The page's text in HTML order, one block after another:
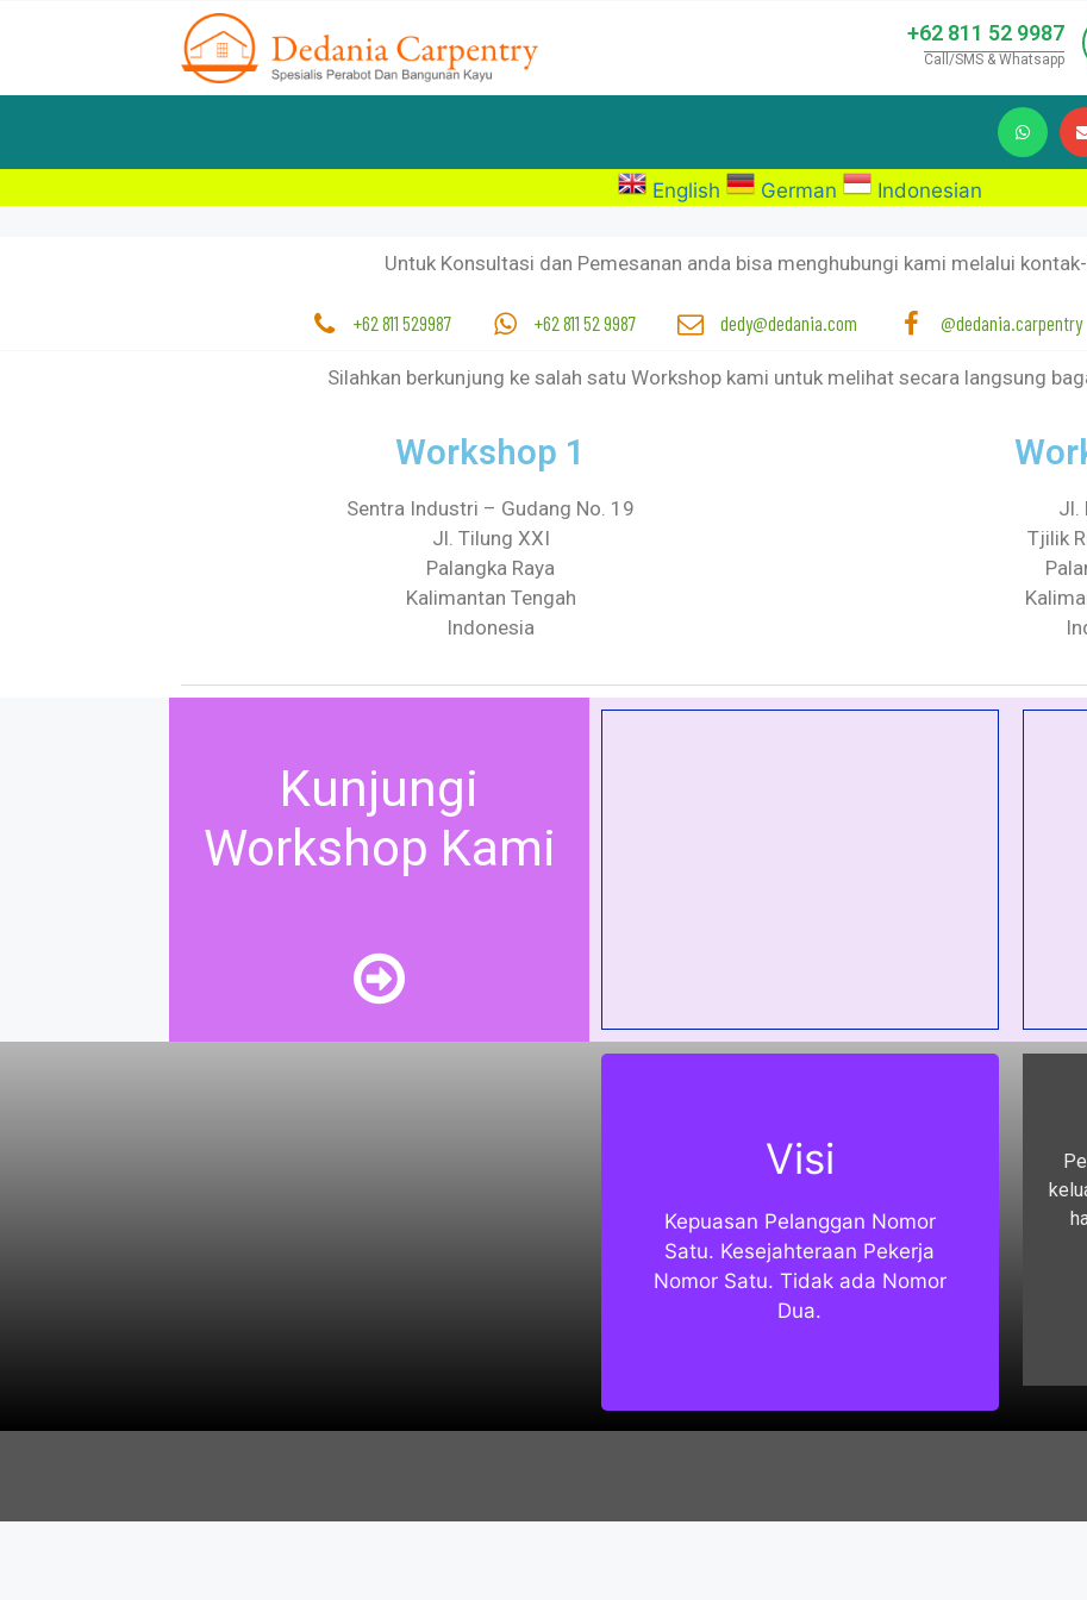
+62 811 52 9987
Call/SMS & Whatsapp
English German Indonesian
Untuk Konsultasi dan Pemesanan anda bisa menghubungi kami melalui
+62 811 529987 +62 811 52 9987 dedy@dedania.com @dedania.carpentry
Silahkan berkunjung ke salah satu Workshop kami untuk melihat secara langsung
Workshop 1
Sentra Industri – Gudang No. 19
Jl. Tilung XXI
Palangka Raya
Kalimantan Tengah
Indonesia
Jl.
Tjilik
Kunjungi
Workshop Kami
Visi
Kepuasan Pelanggan Nomor
Satu. Kesejahteraan Pekerja
Nomor Satu. Tidak ada Nomor
Dua.
Misi
istana, kami membangun
manusia. Kami tidak hanya
membangun kota, kami
membangun negara. Kebanggan